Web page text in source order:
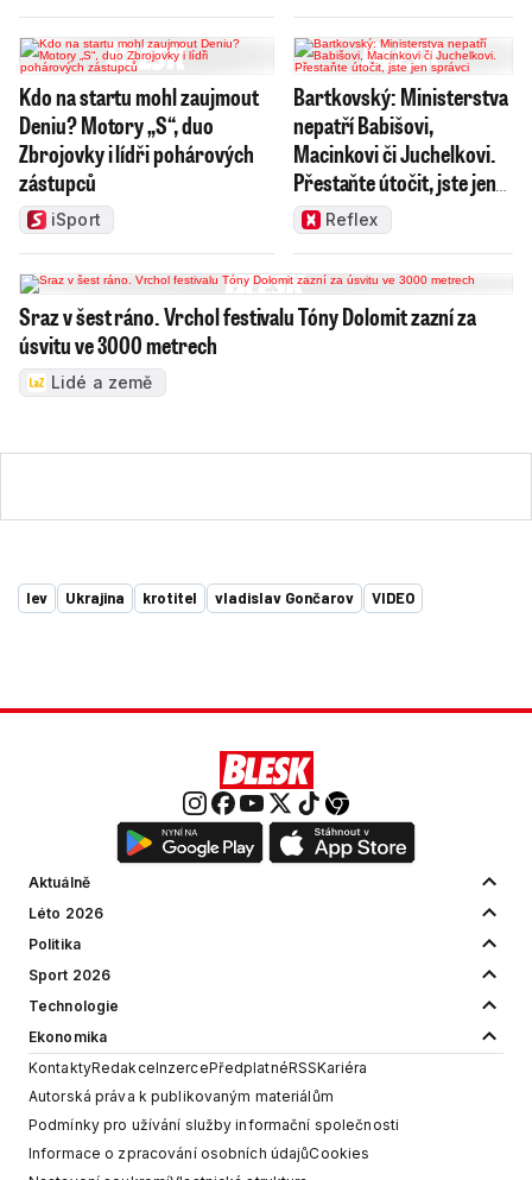
Kdo na startu mohl zaujmout
Deniu? Motory „S“, duo
Zbrojovky i lídři pohárových
zástupců
iSport
Bartkovský: Ministerstva
nepatří Babišovi,
Macinkovi či Juchelkovi.
Přestaňte útočit, jste jen
správci
Reflex
Sraz v šest ráno. Vrchol festivalu Tóny Dolomit zazní za
úsvitu ve 3000 metrech
Lidé a země
lev Ukrajina krotitel vladislav Gončarov VIDEO
Aktuálně
Léto 2026
Politika
Sport 2026
Technologie
Ekonomika
KontaktyRedakceInzercePředplatnéRSSKariéra
Autorská práva k publikovaným materiálům
Podmínky pro užívání služby informační společnosti
Informace o zpracování osobních údajůCookies